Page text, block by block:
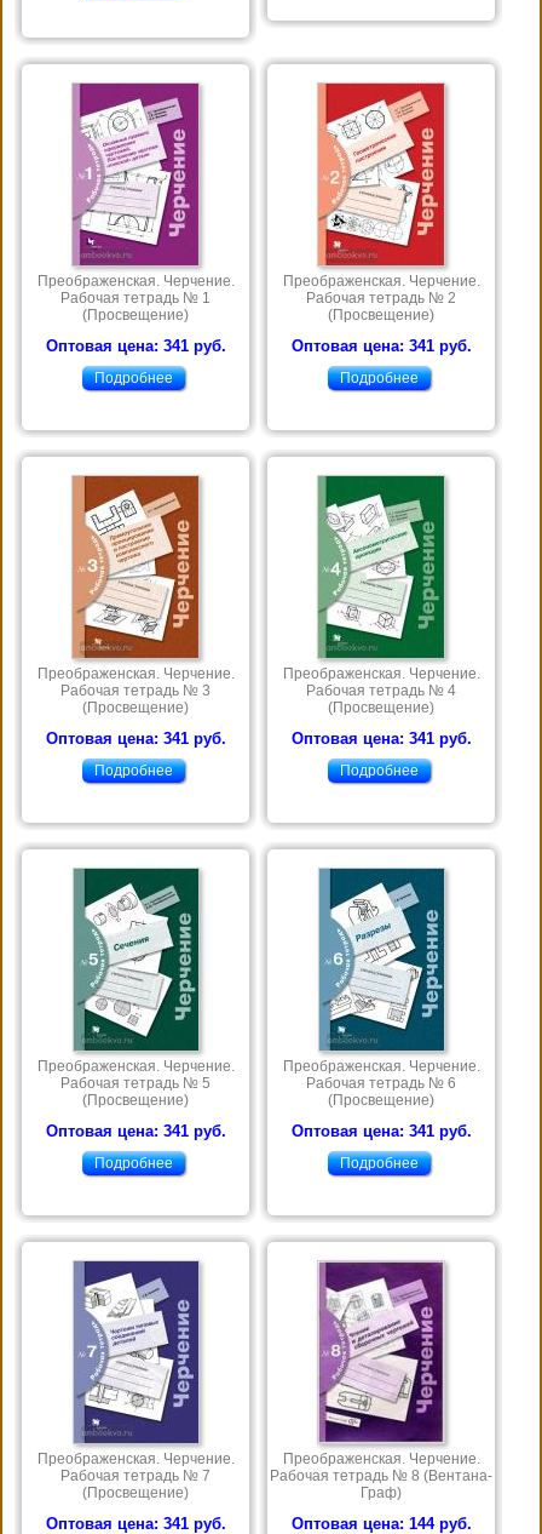
Преображенская. Черчение.
Рабочая тетрадь № 1
(Просвещение)
Оптовая цена: 341 руб.
Подробнее
Преображенская. Черчение.
Рабочая тетрадь № 2
(Просвещение)
Оптовая цена: 341 руб.
Подробнее
Преображенская. Черчение.
Рабочая тетрадь № 3
(Просвещение)
Оптовая цена: 341 руб.
Подробнее
Преображенская. Черчение.
Рабочая тетрадь № 4
(Просвещение)
Оптовая цена: 341 руб.
Подробнее
Преображенская. Черчение.
Рабочая тетрадь № 5
(Просвещение)
Оптовая цена: 341 руб.
Подробнее
Преображенская. Черчение.
Рабочая тетрадь № 6
(Просвещение)
Оптовая цена: 341 руб.
Подробнее
Преображенская. Черчение.
Рабочая тетрадь № 7
(Просвещение)
Оптовая цена: 341 руб.
Преображенская. Черчение.
Рабочая тетрадь № 8 (Вентана-
Граф)
Оптовая цена: 144 руб.